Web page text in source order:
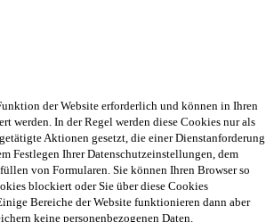
der Website erforderlich und können in Ihren
werden. In der Regel werden diese Cookies nur als
Aktionen gesetzt, die einer Dienstanforderung
Festlegen Ihrer Datenschutzeinstellungen, dem
von Formularen. Sie können Ihren Browser so
blockiert oder Sie über diese Cookies
Bereiche der Website funktionieren dann aber
keine personenbezogenen Daten.